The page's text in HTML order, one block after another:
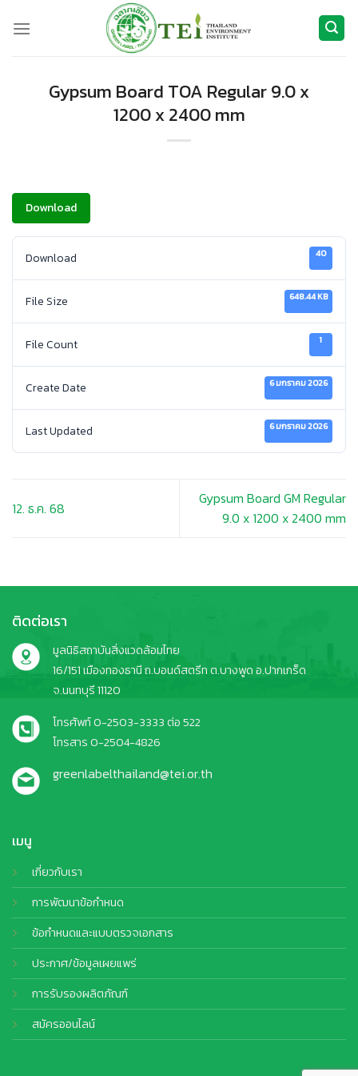
Gypsum Board TOA Regular 9.0 x
1200 x 2400 mm
Download
Download 40
File Size 648.44 KB
File Count 1
Create Date 6 มกราคม 2026
Last Updated 6 มกราคม 2026
12. ธ.ค. 68
Gypsum Board GM Regular
9.0 x 1200 x 2400 mm
เมนู
เกี่ยวกับเรา
การพัฒนาข้อกำหนด
ข้อกำหนดและแบบตรวจเอกสาร
ประกาศ/ข้อมูลเผยแพร่
การรับรองผลิตภัณฑ์
สมัครออนไลน์
ติดต่อเรา
มูลนิธิสถาบันสิ่งแวดล้อมไทย
16/151 เมืองทองธานี ถ.บอนด์สตรีท ต.บางพูด อ.ปากเกร็ด
จ.นนทบุรี 11120
โทรศัพท์ 0-2503-3333 ต่อ 522
โทรสาร 0-2504-4826
greenlabelthailand@tei.or.th